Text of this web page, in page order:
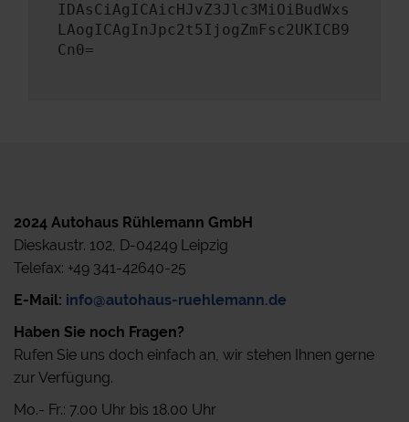
IDAsCiAgICAicHJvZ3Jlc3MiOiBudWxs
LAogICAgInJpc2t5IjogZmFsc2UKICB9
Cn0=
2024 Autohaus Rühlemann GmbH
Dieskaustr. 102, D-04249 Leipzig
Telefax: +49 341-42640-25
E-Mail: info@autohaus-ruehlemann.de
Haben Sie noch Fragen?
Rufen Sie uns doch einfach an, wir stehen Ihnen gerne
zur Verfügung.
Mo.- Fr.: 7.00 Uhr bis 18.00 Uhr